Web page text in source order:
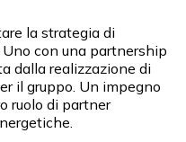
la strategia di
con una partnership
dalla realizzazione di
il gruppo. Un impegno
ruolo di partner